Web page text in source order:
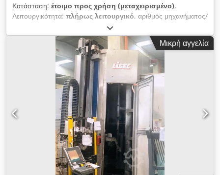
Κατάσταση: έτοιμο προς χρήση (μεταχειρισμένο),
Λειτουργικότητα: πλήρως λειτουργικό, αριθμός μηχανήματος/
, Έτος κατασκευής:
λειτουργίας:15.254 h, ύψος ανύψωσης:4.700 χιλ., ελεύθερη
1.490 χιλ., τύπος ιστού: τρίπλεξ, ύψος
2.132 χιλ., Χωρίς ελάχιστη τιμή – εγγυημένη
πώληση στην υψηλότερη προσφορά! ΤΕΧΝΙΚΕΣ
ΛΕΠΤΟΜΕΡΕΙΕΣ Ελεύθερη ανύψωση: 1.490 mm Ύψος
ανύψωσης: 4.700 mm Συνολικό ύψος: 2.132 mm
ΛΕΠΤΟΜΕΡΕΙΕΣ ΜΗΧΑΝΗΜΑΤΟΣ Dodpfjzrlxgjx Ah Iewa
Τύπος ιστού: Τριπλός Τάση μπαταρίας: 48 V Χωρητικότητα
μπαταρίας: 625 Ah Έτος κατασκευής μπαταρίας: 2015
Υδραυλικά βαλβιδοφόρα: 3ο/4ο βαλβιδοφόρο στο πλαίσιο των
πιρουνιών Ώρες λειτουργίας: 15.254 ώρες ΕΞΟΠΛΙΣΜΟΣ
Τριπλός ιστός ανύψωσης με ελεύθερη ανύψωση 3ο/4ο
υδραυλικό βαλβιδοφόρο στο πλαίσιο των πιρουνιών Φορτιστής
Εξωτερική αναφορά: SL9789SP
Μικρή αγγελία